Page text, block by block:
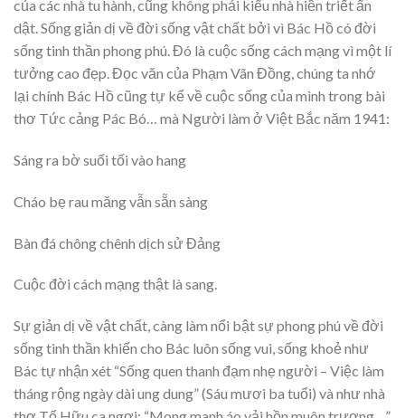
của các nhà tu hành, cũng không phải kiểu nhà hiền triết ẩn
dật. Sống giản dị về đời sống vật chất bởi vì Bác Hồ có đời
sống tinh thần phong phú. Đó là cuộc sống cách mạng vì một lí
tưởng cao đẹp. Đọc văn của Phạm Vãn Đồng, chúng ta nhớ
lại chính Bác Hồ cũng tự kể về cuộc sống của mình trong bài
thơ Tức cảng Pác Bó… mà Người làm ở Việt Bắc năm 1941:
Sáng ra bờ suối tối vào hang
Cháo bẹ rau măng vẫn sẵn sàng
Bàn đá chông chênh dịch sử Đảng
Cuộc đời cách mạng thật là sang.
Sự giản dị về vật chất, càng làm nổi bật sự phong phú về đời
sống tinh thần khiến cho Bác luôn sống vui, sống khoẻ như
Bác tự nhận xét “Sống quen thanh đạm nhẹ người – Việc làm
tháng rộng ngày dài ung dung” (Sáu mươi ba tuổi) và như nhà